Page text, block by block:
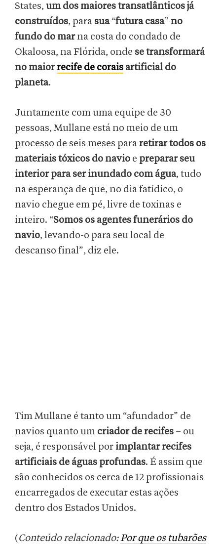
States, um dos maiores transatlânticos já
construídos, para sua“futura casa” no
fundo do marna costa do condado de
Okaloosa, na Flórida, onde se transformará
no maiorrecife de corais artificial do
planeta.
Juntamente com uma equipe de 30
pessoas, Mullane está no meio de um
processo de seis meses pararetirar todos os
materiais tóxicos do navio e preparar seu
interior para ser inundado com água, tudo
na esperança de que, no dia fatídico, o
navio chegue em pé, livre de toxinas e
inteiro. “Somos os agentes funerários do
navio, levando-o para seu local de
descanso final”, diz ele.
Tim Mullane é tanto um “afundador” de
navios quanto um criador de recifes – ou
seja, é responsável por implantar recifes
artificiais de águas profundas. É assim que
são conhecidos os cerca de 12 profissionais
encarregados de executar estas ações
dentro dos Estados Unidos.
(Conteúdo relacionado:Por que os tubarões